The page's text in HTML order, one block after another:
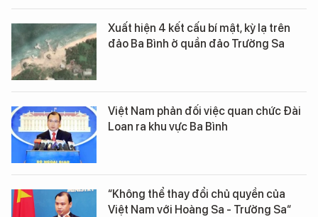
Xuất hiện 4 kết cấu bí mật, kỳ lạ trên
đảo Ba Bình ở quần đảo Trường Sa
Việt Nam phản đối việc quan chức Đài
Loan ra khu vực Ba Bình
“Không thể thay đổi chủ quyền của
Việt Nam với Hoàng Sa - Trường Sa“